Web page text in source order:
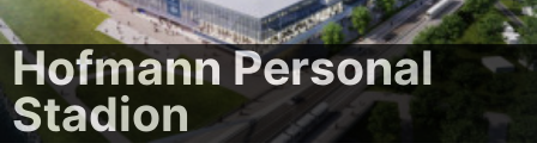
Hofmann Personal
Stadion